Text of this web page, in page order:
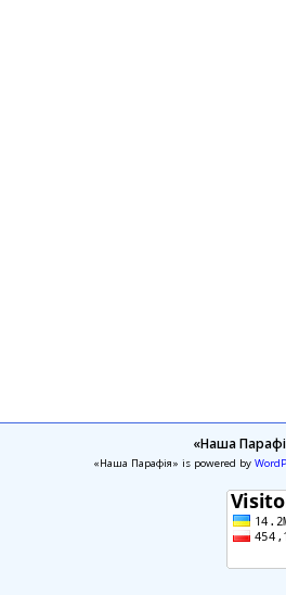
«Наша
«Наша Парафія» is powered by